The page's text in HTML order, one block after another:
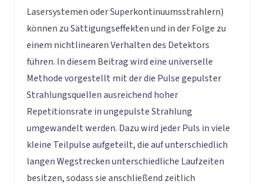
Lasersystemen oder Superkontinuumsstrahlern)
können zu Sättigungseffekten und in der Folge zu
einem nichtlinearen Verhalten des Detektors
führen. In diesem Beitrag wird eine universelle
Methode vorgestellt mit der die Pulse gepulster
Strahlungsquellen ausreichend hoher
Repetitionsrate in ungepulste Strahlung
umgewandelt werden. Dazu wird jeder Puls in viele
kleine Teilpulse aufgeteilt, die auf unterschiedlich
langen Wegstrecken unterschiedliche Laufzeiten
besitzen, sodass sie anschließend zeitlich